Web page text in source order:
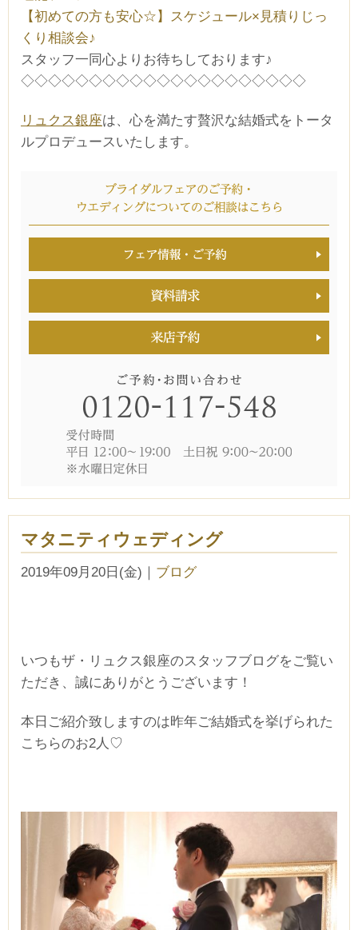
【初めての方も安心☆】スケジュール×見積りじっ
くり相談会♪
スタッフ一同心よりお待ちしております♪
◇◇◇◇◇◇◇◇◇◇◇◇◇◇◇◇◇◇◇◇◇
リュクス銀座は、心を満たす贅沢な結婚式をトータ
ルプロデュースいたします。
マタニティウェディング
2019年09月20日(金) ｜ ブログ
いつもザ・リュクス銀座のスタッフブログをご覧い
ただき、誠にありがとうございます！
本日ご紹介致しますのは昨年ご結婚式を挙げられた
こちらのお2人♡